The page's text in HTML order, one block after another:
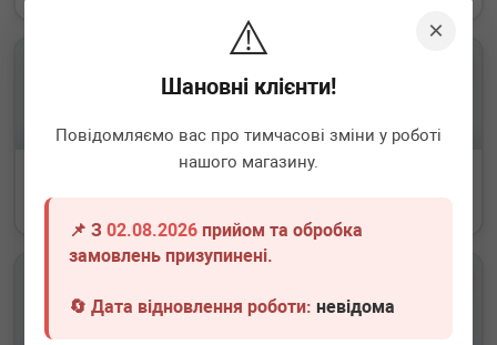
×
⚠️
Шановні клієнти!
Повідомляємо вас про тимчасові зміни у роботі
нашого магазину.
📌 З02.08.2026 прийом та обробка
замовлень призупинені.
🔄 Дата відновлення роботи:невідома